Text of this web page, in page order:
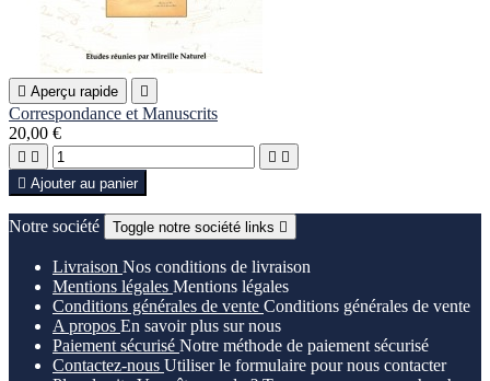
 Aperçu rapide 
Correspondance et Manuscrits
20,00 €
   
 Ajouter au panier
Notre société Toggle notre société links 
Livraison Nos conditions de livraison
Mentions légales Mentions légales
Conditions générales de vente Conditions générales de vente
A propos En savoir plus sur nous
Paiement sécurisé Notre méthode de paiement sécurisé
Contactez-nous Utiliser le formulaire pour nous contacter